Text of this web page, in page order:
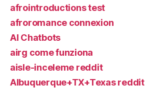
afrointroductions test
afroromance connexion
AI Chatbots
airg come funziona
aisle-inceleme reddit
Albuquerque+TX+Texas reddit